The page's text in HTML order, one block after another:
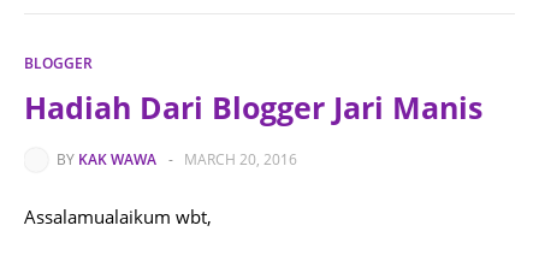
BLOGGER
Hadiah Dari Blogger Jari Manis
BY KAK WAWA - MARCH 20, 2016
Assalamualaikum wbt,